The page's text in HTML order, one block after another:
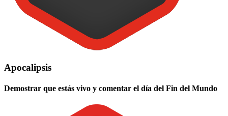
Apocalipsis
Demostrar que estás vivo y comentar el día del Fin del Mundo